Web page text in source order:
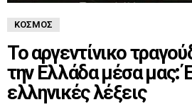
ΚΌΣΜΟΣ
Το αργεντίνικο
την Ελλάδα μέσα μας:
ελληνικές λέξεις